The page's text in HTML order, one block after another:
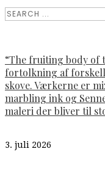
“The fruiting body of
fortolkning af
skove. Værkerne er
marbling ink og
maleri der bliver til
3. juli 2026